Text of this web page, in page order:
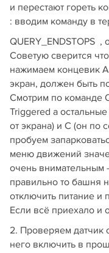
и перестают гореть
: вводим команду в
QUERY_ENDSTOPS ,
Советую сверится
нажимаем концевик А
экран, должен быть
Смотрим по команде
Triggered а
от экрана) и С (он по
пробуем
меню движений
очень внимательным
правильно то башня
отключить питание
Если всё приехало и
2. Проверяем датчик
него включить в